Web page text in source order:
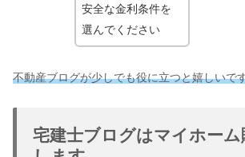
安全な金利条件を
選んでください
不動産ブログが少しでも役に立つと嬉しいで
宅建士ブログはマイホーム